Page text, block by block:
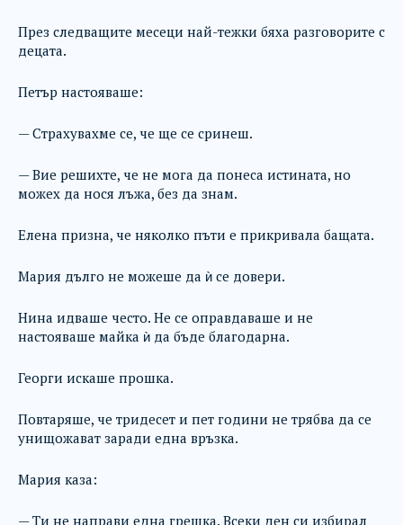
През следващите месеци най-тежки бяха разговорите с
децата.
Петър настояваше:
— Страхувахме се, че ще се сринеш.
— Вие решихте, че не мога да понеса истината, но
можех да нося лъжа, без да знам.
Елена призна, че няколко пъти е прикривала бащата.
Мария дълго не можеше да ѝ се довери.
Нина идваше често. Не се оправдаваше и не
настояваше майка ѝ да бъде благодарна.
Георги искаше прошка.
Повтаряше, че тридесет и пет години не трябва да се
унищожават заради една връзка.
Мария каза:
— Ти не направи една грешка. Всеки ден си избирал